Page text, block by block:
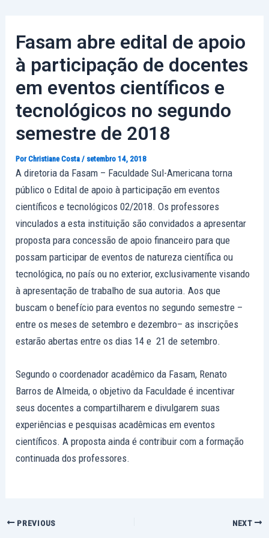
conteúdo
Fasam abre edital de apoio
à participação de docentes
em eventos científicos e
tecnológicos no segundo
semestre de 2018
PorChristiane Costa/ setembro 14, 2018
A diretoria da Fasam – Faculdade Sul-Americana torna
público o Edital de apoio à participação em eventos
científicos e tecnológicos 02/2018. Os professores
vinculados a esta instituição são convidados a apresentar
proposta para concessão de apoio financeiro para que
possam participar de eventos de natureza científica ou
tecnológica, no país ou no exterior, exclusivamente visando
à apresentação de trabalho de sua autoria. Aos que
buscam o benefício para eventos no segundo semestre –
entre os meses de setembro e dezembro– as inscrições
estarão abertas entre os dias 14 e 21 de setembro.
Segundo o coordenador acadêmico da Fasam, Renato
Barros de Almeida, o objetivo da Faculdade é incentivar
seus docentes a compartilharem e divulgarem suas
experiências e pesquisas acadêmicas em eventos
científicos. A proposta ainda é contribuir com a formação
continuada dos professores.
PREVIOUS NEXT